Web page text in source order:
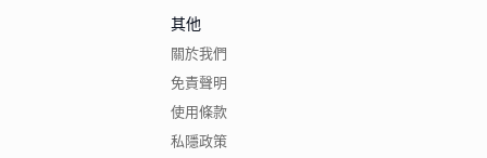
其他
關於我們
免責聲明
使用條款
私隱政策